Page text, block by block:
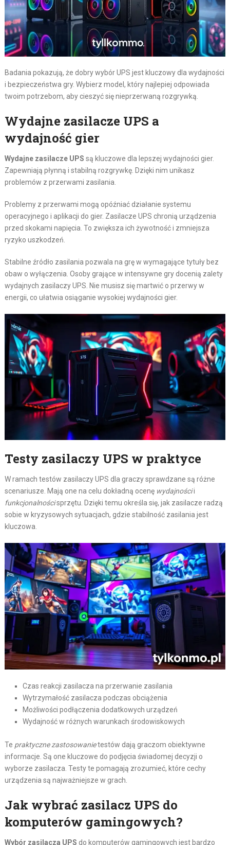
Badania pokazują, że dobry wybór UPS jest kluczowy dla wydajności
i bezpieczeństwa gry. Wybierz model, który najlepiej odpowiada
twoim potrzebom, aby cieszyć się nieprzerwaną rozgrywką.
Wydajne zasilacze UPS a
wydajność gier
Wydajne zasilacze UPS są kluczowe dla lepszej wydajności gier.
Zapewniają płynną i stabilną rozgrywkę. Dzięki nim unikasz
problemów z przerwami zasilania.
Problemy z przerwami mogą opóźniać działanie systemu
operacyjnego i aplikacji do gier. Zasilacze UPS chronią urządzenia
przed skokami napięcia. To zwiększa ich żywotność i zmniejsza
ryzyko uszkodzeń.
Stabilne źródło zasilania pozwala na grę w wymagające tytuły bez
obaw o wyłączenia. Osoby grające w intensywne gry docenią zalety
wydajnych zasilaczy UPS. Nie musisz się martwić o przerwy w
energii, co ułatwia osiąganie wysokiej wydajności gier.
Testy zasilaczy UPS w praktyce
W ramach testów zasilaczy UPS dla graczy sprawdzane są różne
scenariusze. Mają one na celu dokładną ocenę wydajnościi
funkcjonalnościsprzętu. Dzięki temu określa się, jak zasilacze radzą
sobie w kryzysowych sytuacjach, gdzie stabilność zasilania jest
kluczowa.
Czas reakcji zasilacza na przerwanie zasilania
Wytrzymałość zasilacza podczas obciążenia
Możliwości podłączenia dodatkowych urządzeń
Wydajność w różnych warunkach środowiskowych
Te praktyczne zastosowanietestów dają graczom obiektywne
informacje. Są one kluczowe do podjęcia świadomej decyzji o
wyborze zasilacza. Testy te pomagają zrozumieć, które cechy
urządzenia są najważniejsze w grach.
Jak wybrać zasilacz UPS do
komputerów gamingowych?
Wybór zasilacza UPS do komputerów gamingowych jest bardzo